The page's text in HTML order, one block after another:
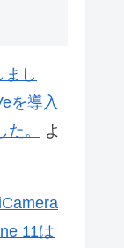
し
を導入
。
よ
11は